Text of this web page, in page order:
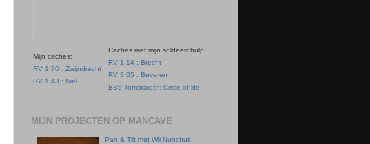
Mijn caches:
RV 1.70 : Zwijndrecht
RV 1.43 : Niel
Caches met mijn soldeerdhulp:
RV 1.14 : Brecht
RV 3.05 : Beveren
BB5 Tombraider: Circle of life
MIJN PROJECTEN OP MANCAVE
Pan & Tilt met Wii Nunchuk